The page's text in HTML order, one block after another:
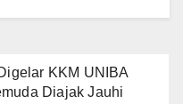
KKM UNIBA
Diajak Jauhi